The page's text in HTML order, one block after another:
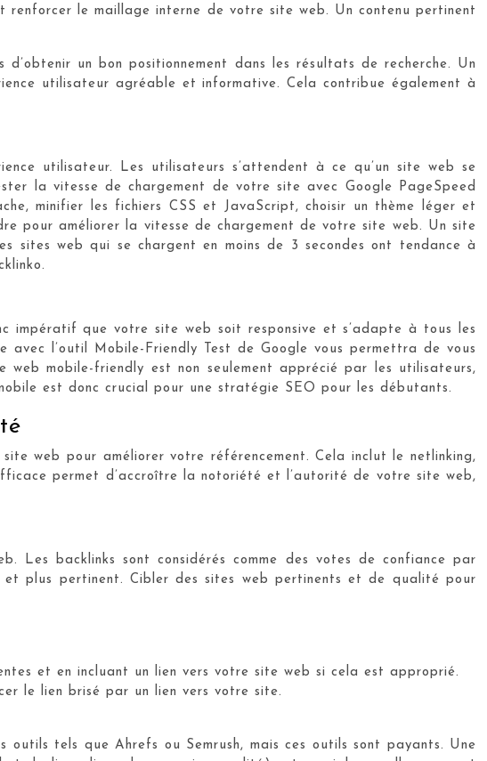
le maillage interne de votre site web. Un contenu pertinent
un bon positionnement dans les résultats de recherche. Un
utilisateur agréable et informative. Cela contribue également à
utilisateur. Les utilisateurs s’attendent à ce qu’un site web se
la vitesse de chargement de votre site avec Google PageSpeed
minifier les fichiers CSS et JavaScript, choisir un thème léger et
pour améliorer la vitesse de chargement de votre site web. Un site
sites web qui se chargent en moins de 3 secondes ont tendance à
impératif que votre site web soit responsive et s’adapte à tous les
l’outil Mobile-Friendly Test de Google vous permettra de vous
mobile-friendly est non seulement apprécié par les utilisateurs,
est donc crucial pour une stratégie SEO pour les débutants.
web pour améliorer votre référencement. Cela inclut le netlinking,
permet d’accroître la notoriété et l’autorité de votre site web,
Les backlinks sont considérés comme des votes de confiance par
plus pertinent. Cibler des sites web pertinents et de qualité pour
et en incluant un lien vers votre site web si cela est approprié.
le lien brisé par un lien vers votre site.
tels que Ahrefs ou Semrush, mais ces outils sont payants. Une